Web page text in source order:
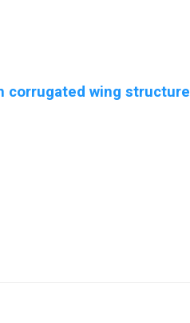
corrugated wing structure